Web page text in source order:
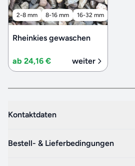
2-8 mm 8-16 mm 16-32 mm
Rheinkies gewaschen
ab 24,16 € weiter
Kontaktdaten
Bestell- & Lieferbedingungen